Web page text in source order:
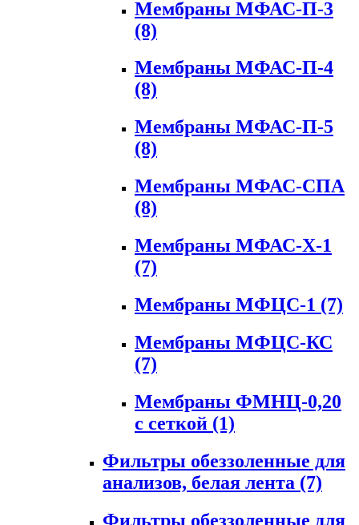
Мембраны МФАС-П-3
(8)
Мембраны МФАС-П-4
(8)
Мембраны МФАС-П-5
(8)
Мембраны МФАС-СПА
(8)
Мембраны МФАС-Х-1
(7)
Мембраны МФЦС-1 (7)
Мембраны МФЦС-КС
(7)
Мембраны ФМНЦ-0,20
с сеткой (1)
Фильтры обеззоленные для
анализов, белая лента (7)
Фильтры обеззоленные для